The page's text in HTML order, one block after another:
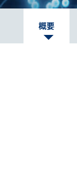
概要